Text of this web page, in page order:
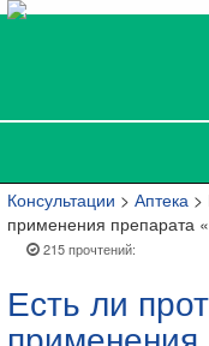
Консультации > Аптека >
применения препарата
215 прочтений:
Есть ли